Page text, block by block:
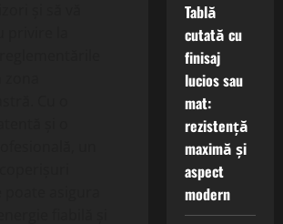
Tablă
cutată cu
finisaj
lucios sau
mat:
rezistență
maximă și
aspect
modern